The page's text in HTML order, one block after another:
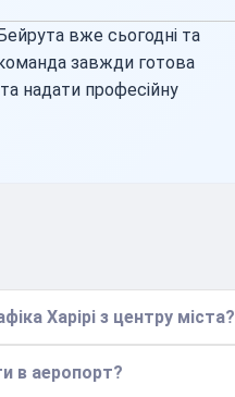
вже сьогодні та
завжди готова
надати професійну
Харірі з центру міста?
в аеропорт?